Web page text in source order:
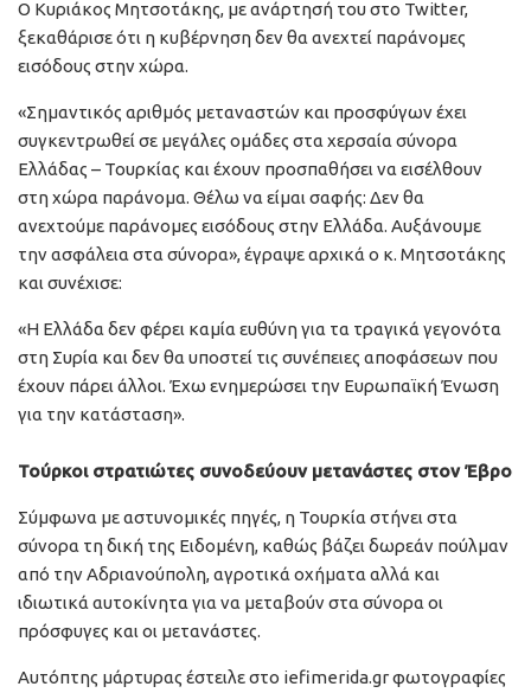
Ο Κυριάκος Μητσοτάκης, με ανάρτησή του στο Twitter,
ξεκαθάρισε ότι η κυβέρνηση δεν θα ανεχτεί παράνομες
εισόδους στην χώρα.
«Σημαντικός αριθμός μεταναστών και προσφύγων έχει
συγκεντρωθεί σε μεγάλες ομάδες στα χερσαία σύνορα
Ελλάδας – Τουρκίας και έχουν προσπαθήσει να εισέλθουν
στη χώρα παράνομα. Θέλω να είμαι σαφής: Δεν θα
ανεχτούμε παράνομες εισόδους στην Ελλάδα. Αυξάνουμε
την ασφάλεια στα σύνορα», έγραψε αρχικά ο κ. Μητσοτάκης
και συνέχισε:
«Η Ελλάδα δεν φέρει καμία ευθύνη για τα τραγικά γεγονότα
στη Συρία και δεν θα υποστεί τις συνέπειες αποφάσεων που
έχουν πάρει άλλοι. Έχω ενημερώσει την Ευρωπαϊκή Ένωση
για την κατάσταση».
Τούρκοι στρατιώτες συνοδεύουν μετανάστες στον Έβρο
Σύμφωνα με αστυνομικές πηγές, η Τουρκία στήνει στα
σύνορα τη δική της Ειδομένη, καθώς βάζει δωρεάν πούλμαν
από την Αδριανούπολη, αγροτικά οχήματα αλλά και
ιδιωτικά αυτοκίνητα για να μεταβούν στα σύνορα οι
πρόσφυγες και οι μετανάστες.
Αυτόπτης μάρτυρας έστειλε στο iefimerida.gr φωτογραφίες